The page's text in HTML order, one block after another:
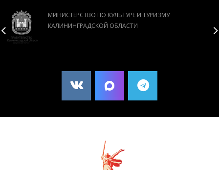
МИНИСТЕРСТВО ПО КУЛЬТУРЕ И ТУРИЗМУ
КАЛИНИНГРАДСКОЙ ОБЛАСТИ